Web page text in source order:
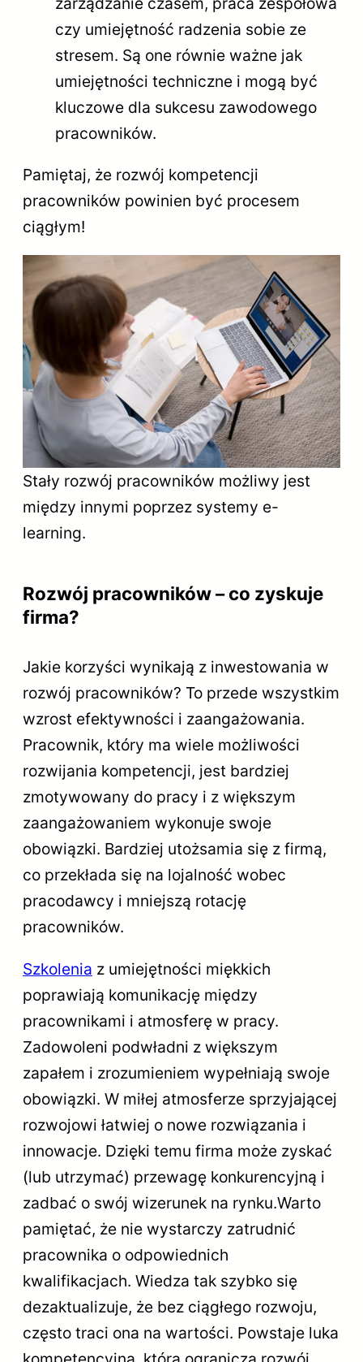
czy umiejętność radzenia sobie ze
stresem. Są one równie ważne jak
umiejętności techniczne i mogą być
kluczowe dla sukcesu zawodowego
pracowników.
Pamiętaj, że rozwój kompetencji
pracowników powinien być procesem
ciągłym!
Stały rozwój pracowników możliwy jest
między innymi poprzez systemy e-
learning.
Rozwój pracowników – co zyskuje
firma?
Jakie korzyści wynikają z inwestowania w
rozwój pracowników? To przede wszystkim
wzrost efektywności i zaangażowania.
Pracownik, który ma wiele możliwości
rozwijania kompetencji, jest bardziej
zmotywowany do pracy i z większym
zaangażowaniem wykonuje swoje
obowiązki. Bardziej utożsamia się z firmą,
co przekłada się na lojalność wobec
pracodawcy i mniejszą rotację
pracowników.
Szkolenia z umiejętności miękkich
poprawiają komunikację między
pracownikami i atmosferę w pracy.
Zadowoleni podwładni z większym
zapałem i zrozumieniem wypełniają swoje
obowiązki. W miłej atmosferze sprzyjającej
rozwojowi łatwiej o nowe rozwiązania i
innowacje. Dzięki temu firma może zyskać
(lub utrzymać) przewagę konkurencyjną i
zadbać o swój wizerunek na rynku.Warto
pamiętać, że nie wystarczy zatrudnić
pracownika o odpowiednich
kwalifikacjach. Wiedza tak szybko się
dezaktualizuje, że bez ciągłego rozwoju,
często traci ona na wartości. Powstaje luka